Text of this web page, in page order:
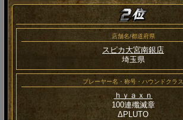
店舗名/都道府県
スピカ大宮南銀店
埼玉県
プレーヤー名・称号・ハウンドクラス
ｈｙａｘｎ
100連殲滅章
ΔPLUTO